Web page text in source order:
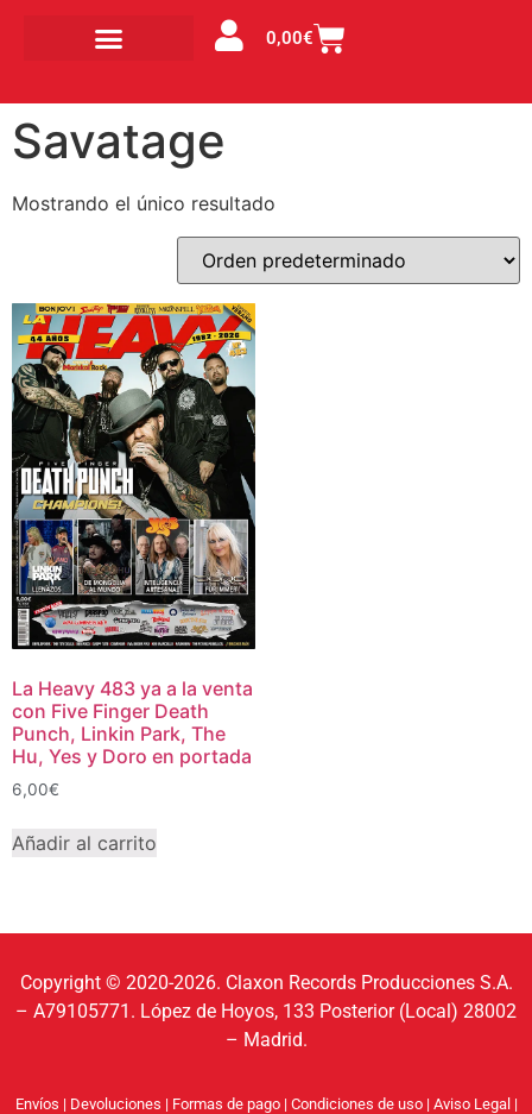
0,00€
Savatage
Mostrando el único resultado
La Heavy 483 ya a la venta
con Five Finger Death
Punch, Linkin Park, The
Hu, Yes y Doro en portada
6,00€
Añadir al carrito
Copyright © 2020-2026. Claxon Records Producciones S.A.
– A79105771. López de Hoyos, 133 Posterior (Local) 28002
– Madrid.
Envíos | Devoluciones | Formas de pago| Condiciones de uso| Aviso Legal |